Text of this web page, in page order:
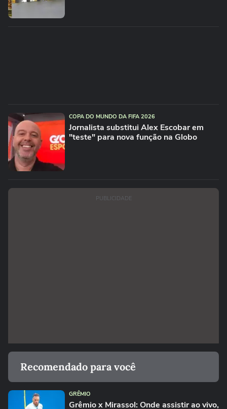
COPA DO MUNDO DA FIFA 2026
Jornalista substitui Alex Escobar em
"teste" para nova função na Globo
PUBLICIDADE
Recomendado para você
GRÊMIO
Grêmio x Mirassol: Onde assistir ao vivo,